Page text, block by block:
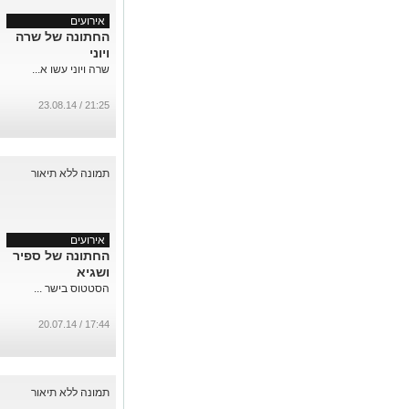
אירועים
החתונה של שרה
ויוני
שרה ויוני עשו א...
21:25 / 23.08.14
אירועים
החתונה של ספיר
ושגיא
הסטטוס בישר ...
17:44 / 20.07.14